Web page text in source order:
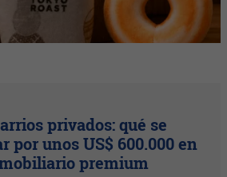
privados: qué se
por unos US$ 600.000 en
premium